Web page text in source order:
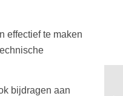
effectief te maken
bijdragen aan